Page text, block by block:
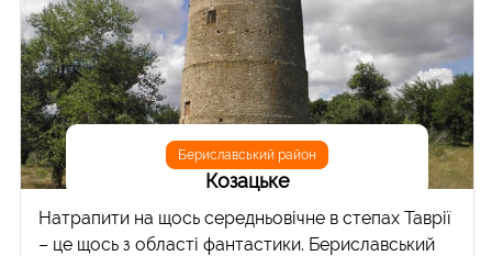
Бериславський район
Козацьке
Натрапити на щось середньовічне в степах Таврії
– це щось з області фантастики. Бериславський